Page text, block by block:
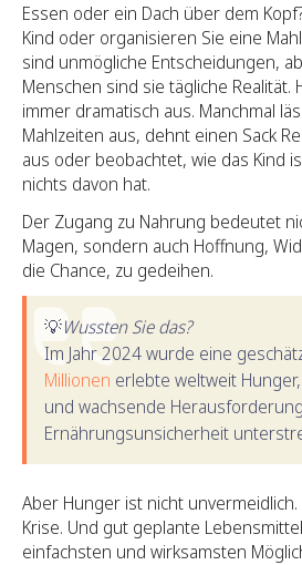
Essen oder ein Dach über dem
Kind oder organisieren Sie eine
sind unmögliche Entscheidungen,
Menschen sind sie tägliche Realität.
immer dramatisch aus. Manchmal
Mahlzeiten aus, dehnt einen Sack
aus oder beobachtet, wie das Kind
nichts davon hat.
Der Zugang zu Nahrung bedeutet
Magen, sondern auch Hoffnung,
die Chance, zu gedeihen.
💡Wussten Sie das?
Im Jahr 2024 wurde eine
Millionen erlebte weltweit
und wachsende
Ernährungsunsicherheit
Aber Hunger ist nicht
Krise. Und gut geplante
einfachsten und wirksamsten